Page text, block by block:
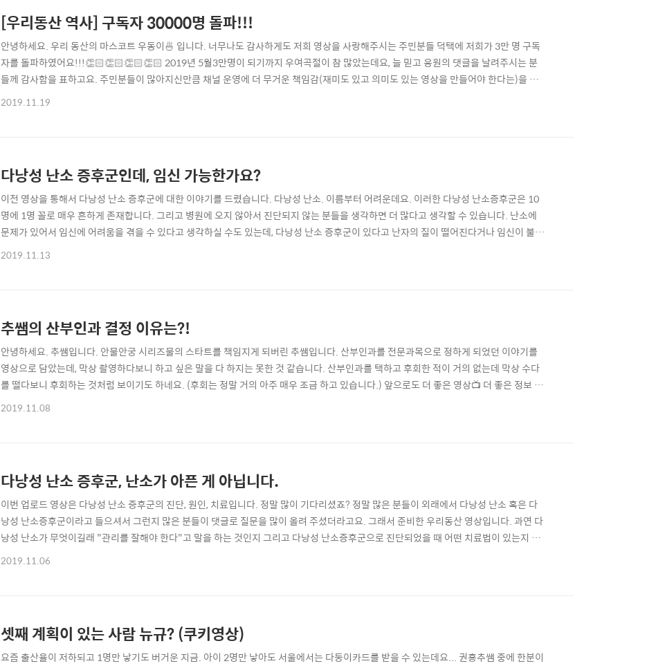
[우리동산 역사] 구독자 30000명 돌파!!!
안녕하세요. 우리 동산의 마스코트 우동이🍜 입니다. 너무나도 감사하게도 저희 영상을 사랑해주시는 주민분들 덕택에 저희가 3만 명 구독
자를 돌파하였어요!!!👏🏻👏🏻👏🏻👏🏻 2019년 5월3만명이 되기까지 우여곡절이 참 많았는데요, 늘 믿고 응원의 댓글을 날려주시는 분
들께 감사함을 표하고요. 주민분들이 많아지신만큼 채널 운영에 더 무거운 책임감(재미도 있고 의미도 있는 영상을 만들어야 한다는)을 느
끼고 있습니다. 구독자분들의 모든 댓글에 반응하지 못하고 있어서 너무 죄송할 따름이지만, 틈틈이 시간을 내서 답변을 드리려고 노력하고
2019.11.19
다낭성 난소 증후군인데, 임신 가능한가요?
이전 영상을 통해서 다낭성 난소 증후군에 대한 이야기를 드렸습니다. 다낭성 난소. 이름부터 어려운데요. 이러한 다낭성 난소증후군은 10
명에 1명 꼴로 매우 흔하게 존재합니다. 그리고 병원에 오지 않아서 진단되지 않는 분들을 생각하면 더 많다고 생각할 수 있습니다. 난소에
문제가 있어서 임신에 어려움을 겪을 수 있다고 생각하실 수도 있는데, 다낭성 난소 증후군이 있다고 난자의 질이 떨어진다거나 임신이 불가
능한 것은 아닙니다. 다만 배란일이 규칙적이지 않아서 계획 임신을 하기 어렵지요. 오늘 주창우 선생님과 함께한 다낭성 난소증후군과 임
2019.11.13
추쌤의 산부인과 결정 이유는?!
안녕하세요. 추쌤입니다. 안물안궁 시리즈물의 스타트를 책임지게 되버린 추쌤입니다. 산부인과를 전문과목으로 정하게 되었던 이야기를
영상으로 담았는데, 막상 촬영하다보니 하고 싶은 말을 다 하지는 못한 것 같습니다. 산부인과를 택하고 후회한 적이 거의 없는데 막상 수다
를 떨다보니 후회하는 것처럼 보이기도 하네요. (후회는 정말 거의 아주 매우 조금 하고 있습니다.) 앞으로도 더 좋은 영상📺 더 좋은 정보 드
리도록 노력하겠습니다. ※영상에서 다 담지 못한 이유는 예전에 "브런치"에 작성해두신 글을 읽어보시면 제가 산부인과를 바라보는 시선
2019.11.08
다낭성 난소 증후군, 난소가 아픈 게 아닙니다.
이번 업로드 영상은 다낭성 난소 증후군의 진단, 원인, 치료입니다. 정말 많이 기다리셨죠? 정말 많은 분들이 외래에서 다낭성 난소 혹은 다
낭성 난소증후군이라고 들으셔서 그런지 많은 분들이 댓글로 질문을 많이 올려 주셨더라고요. 그래서 준비한 우리동산 영상입니다. 과연 다
낭성 난소가 무엇이길래 "관리를 잘해야 한다"고 말을 하는 것인지 그리고 다낭성 난소증후군으로 진단되었을 때 어떤 치료법이 있는지 속
시원하게 그리고 귀에 쏙쏙 들어오게 알려드립니다. 내용 목차 다낭성난소 증후군이란? 0:26 다모증 진단 기준표 1:21 월경 주기가 어느 정
2019.11.06
셋째 계획이 있는 사람 뉴규? (쿠키영상)
요즘 출산율이 저하되고 1명만 낳기도 버거운 지금. 아이 2명만 낳아도 서울에서는 다둥이카드를 받을 수 있는데요... 권홍추쌤 중에 한분이